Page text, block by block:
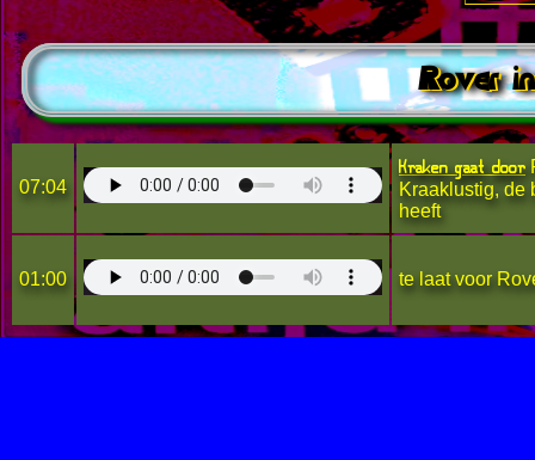
Rover
07:04
Kraken gaat door
Kraaklustig, de
heeft
01:00 te laat voor